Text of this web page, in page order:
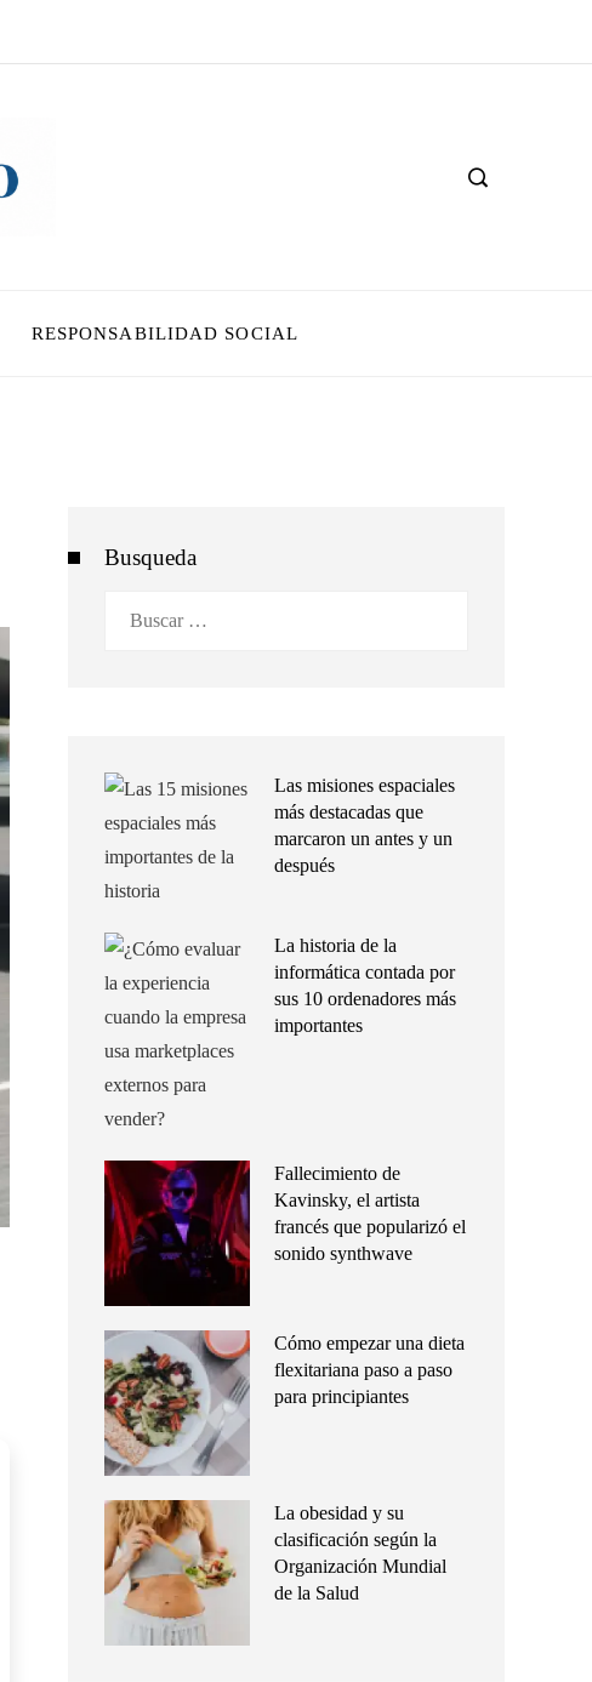
RESPONSABILIDAD SOCIAL
Busqueda
Las misiones espaciales
más destacadas que
marcaron un antes y un
después
La historia de la
informática contada por
sus 10 ordenadores más
importantes
Fallecimiento de
Kavinsky, el artista
francés que popularizó el
sonido synthwave
Cómo empezar una dieta
flexitariana paso a paso
para principiantes
La obesidad y su
clasificación según la
Organización Mundial
de la Salud